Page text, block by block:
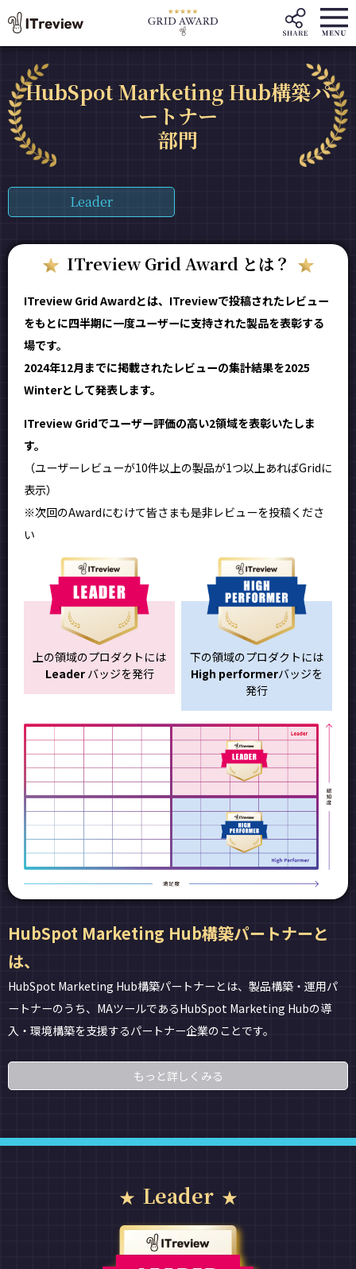
HubSpot Marketing Hub構築パ
ートナー
部門
Leader
ITreview Grid Award とは？
ITreview Grid Awardとは、ITreviewで投稿されたレビュー
をもとに四半期に一度ユーザーに支持された製品を表彰する
場です。
2024年12月までに掲載されたレビューの集計結果を2025
Winterとして発表します。
ITreview Gridでユーザー評価の高い2領域を表彰いたしま
す。
（ユーザーレビューが10件以上の製品が1つ以上あればGridに
表示）
※次回のAwardにむけて皆さまも是非レビューを投稿くださ
い
上の領域のプロダクトには
Leaderバッジを発行
下の領域のプロダクトには
High performerバッジを
発行
HubSpot Marketing Hub構築パートナーと
は、
HubSpot Marketing Hub構築パートナーとは、製品構築・運用パ
ートナーのうち、MAツールであるHubSpot Marketing Hubの導
入・環境構築を支援するパートナー企業のことです。
もっと詳しくみる
Leader